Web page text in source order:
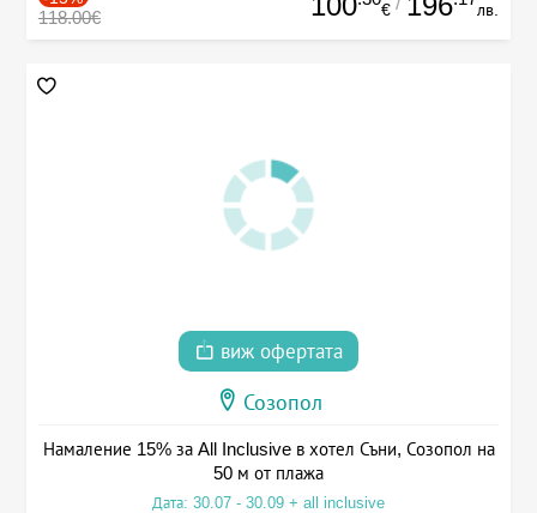
118.00€ € лв.
виж офертата
Созопол
Намаление 15% за All Inclusive в хотел Съни, Созопол на
50 м от плажа
Дата: 30.07 - 30.09 + all inclusive